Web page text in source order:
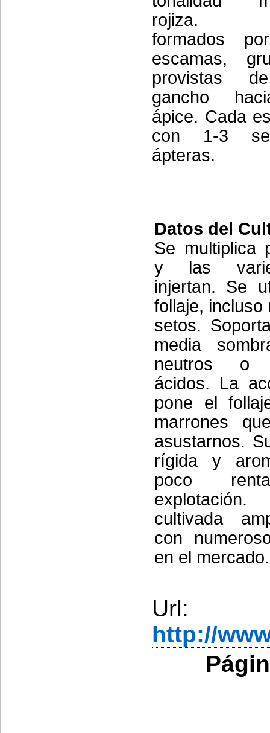
rojiza.
formados
escamas,
provistas
gancho
ápice. Cada
con 1-3
ápteras.
Datos del
Se multiplica
y las
injertan. Se
follaje, incluso
setos.
media
neutros o
ácidos. La
pone el
marrones
asustarnos.
rígida y
poco
cultivada
con
en el mercado.
Url:
http://